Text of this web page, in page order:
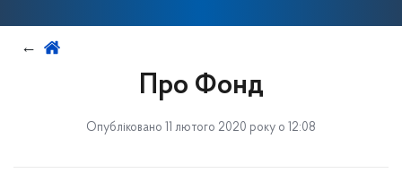
Про Фонд
Опубліковано 11 лютого 2020 року о 12:08